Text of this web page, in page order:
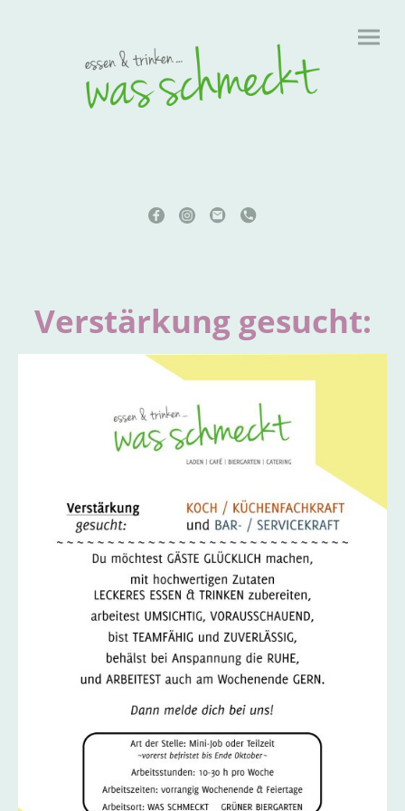
Verstärkung gesucht: